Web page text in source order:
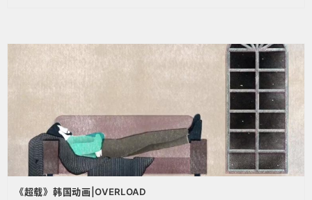
《超载》韩国动画|OVERLOAD